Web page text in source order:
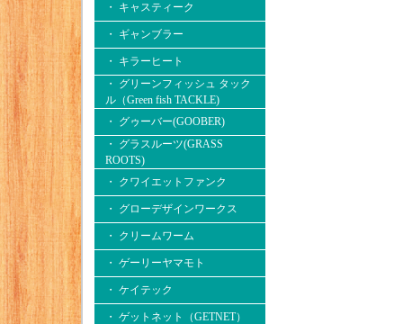
・ キャスティーク
・ ギャンブラー
・ キラーヒート
・ グリーンフィッシュ タック
ル（Green fish TACKLE)
・ グゥーバー(GOOBER)
・ グラスルーツ(GRASS
ROOTS)
・ クワイエットファンク
・ グローデザインワークス
・ クリームワーム
・ ゲーリーヤマモト
・ ケイテック
・ ゲットネット（GETNET）